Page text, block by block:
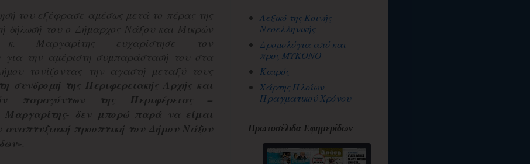
του εξέφρασε αμέσως μετά το πέρας της
δήλωσή του ο Δήμαρχος Νάξου και Μικρών
Μαργαρίτης ευχαρίστησε τον
για την αμέριστη συμπαράστασή του στα
τονίζοντας την αγαστή μεταξύ τους
συνδρομή της Περιφερειακής Αρχής και
παραγόντων της Περιφέρειας –
Μαργαρίτης- δεν μπορώ παρά να είμαι
αναπτυξιακή προοπτική του Δήμου Νάξου
.
Λεξικό της Κοινής
Νεοελληνικής
Δρομολόγια από και
προς ΜΥΚΟΝΟ
Καιρός
Χάρτης Πλοίων
Πραγματικού Χρόνου
Πρωτοσέλιδα Εφημερίδων